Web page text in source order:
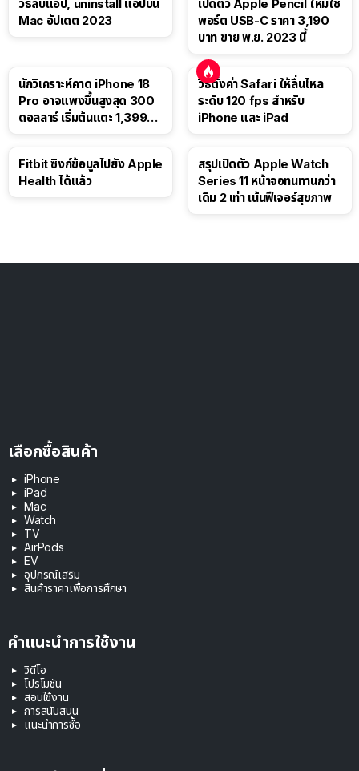
วิธีลบแอป, uninstall แอปบน
Mac อัปเดต 2023
เปิดตัว Apple Pencil ใหม่ใช้
พอร์ต USB-C ราคา 3,190
บาท ขาย พ.ย. 2023 นี้
นักวิเคราะห์คาด iPhone 18
Pro อาจแพงขึ้นสูงสุด 300
ดอลลาร์ เริ่มต้นแตะ 1,399
วิธีตั้งค่า Safari ให้ลื่นไหล
ระดับ 120 fps สำหรับ
iPhone และ iPad
Fitbit ซิงก์ข้อมูลไปยัง Apple
Health ได้แล้ว
สรุปเปิดตัว Apple Watch
Series 11 หน้าจอทนทานกว่า
เดิม 2 เท่า เน้นฟีเจอร์สุขภาพ
เลือกซื้อสินค้า
iPhone
iPad
Mac
Watch
TV
AirPods
EV
อุปกรณ์เสริม
สินค้าราคาเพื่อการศึกษา
คำแนะนำการใช้งาน
วิดีโอ
โปรโมชัน
สอนใช้งาน
การสนับสนุน
แนะนำการซื้อ